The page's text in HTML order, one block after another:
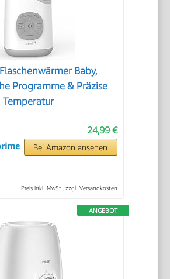
Baby,
Programme & Präzise
Temperatur
24,99 €
Bei Amazon ansehen
Preis inkl. MwSt., zzgl. Versandkosten
ANGEBOT